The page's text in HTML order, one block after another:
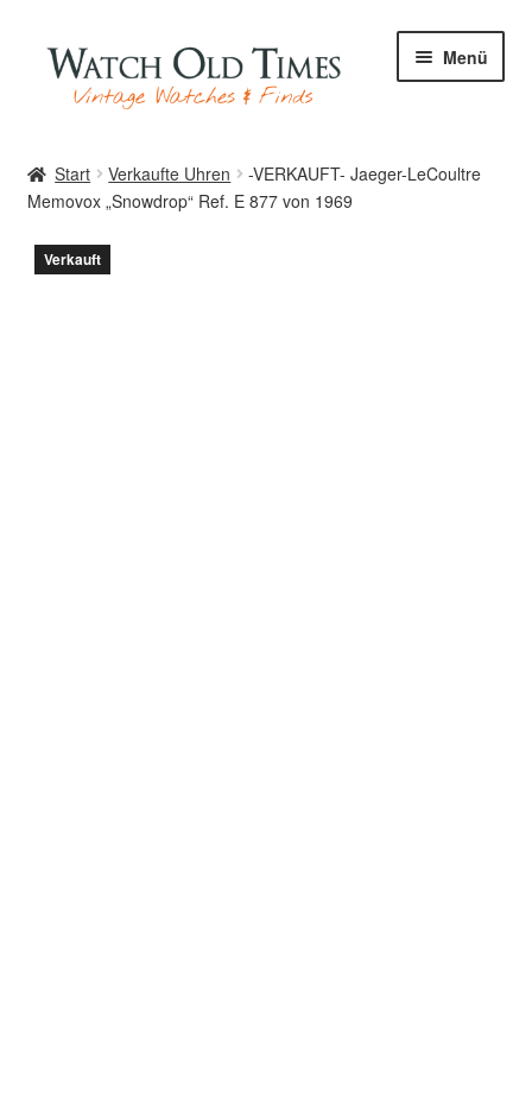
Zur
Navigation
springen
Zum
Inhalt
springen
Menü
Uhren
Start Verkaufte Uhren
-VERKAUFT- Jaeger-LeCoultre
Memovox „Snowdrop“ Ref. E 877 von 1969
Verkauft